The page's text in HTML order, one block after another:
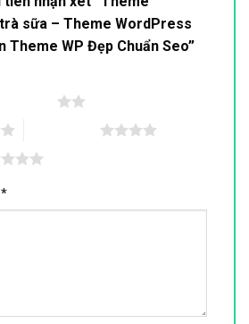
sữa – Theme WordPress
Theme WP Đẹp Chuẩn Seo”
*